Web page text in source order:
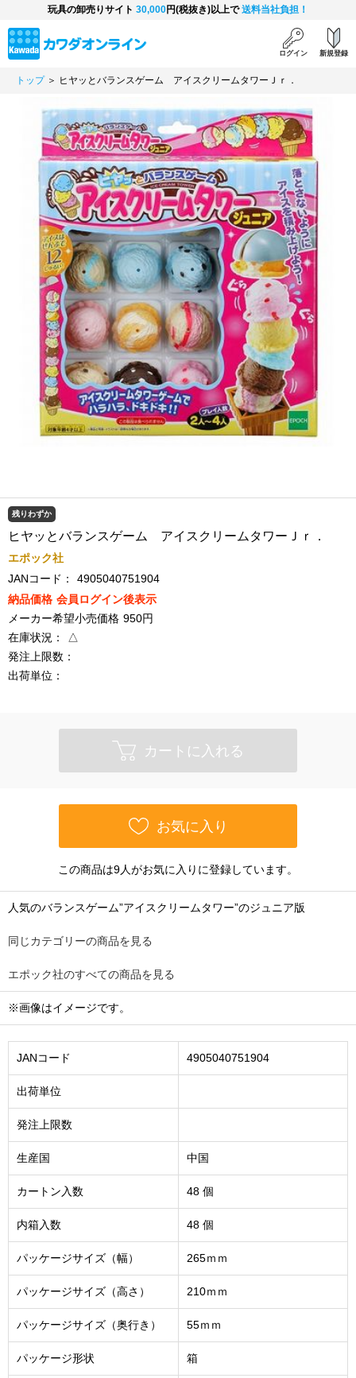
玩具の卸売りサイト 30,000円(税抜き)以上で送料当社負担！
ログイン 新規登録
トップ＞ ヒヤッとバランスゲーム アイスクリームタワーＪｒ．
残りわずか
ヒヤッとバランスゲーム アイスクリームタワーＪｒ．
エポック社
JANコード：
4905040751904
納品価格 会員ログイン後表示
メーカー希望小売価格 950円
在庫状況：
△
発注上限数：
出荷単位：
カートに入れる
お気に入り
この商品は9人がお気に入りに登録しています。
人気のバランスゲーム”アイスクリームタワー”のジュニア版
同じカテゴリーの商品を見る
エポック社のすべての商品を見る
※画像はイメージです。
JANコード 4905040751904
出荷単位
発注上限数
生産国 中国
カートン入数 48 個
内箱入数 48 個
パッケージサイズ（幅） 265ｍｍ
パッケージサイズ（高さ） 210ｍｍ
パッケージサイズ（奥行き） 55ｍｍ
パッケージ形状 箱